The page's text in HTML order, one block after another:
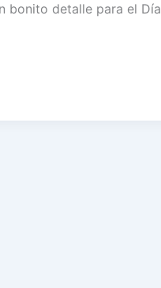
bonito detalle para el Día